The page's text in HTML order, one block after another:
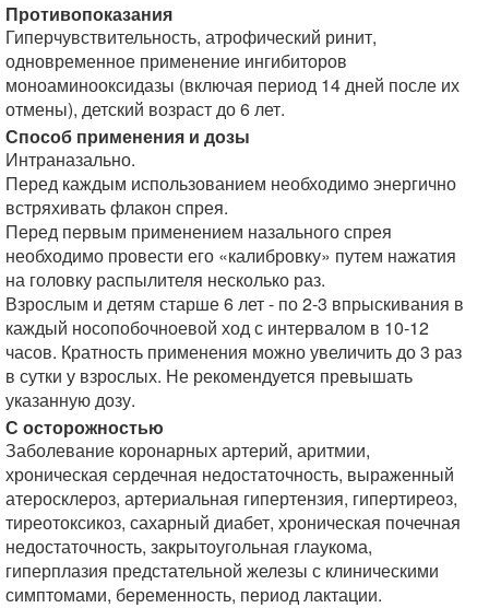
Противопоказания
Гиперчувствительность, атрофический ринит,
одновременное применение ингибиторов
моноаминооксидазы (включая период 14 дней после их
отмены), детский возраст до 6 лет.
Способ применения и дозы
Интраназально.
Перед каждым использованием необходимо энергично
встряхивать флакон спрея.
Перед первым применением назального спрея
необходимо провести его «калибровку» путем нажатия
на головку распылителя несколько раз.
Взрослым и детям старше 6 лет - по 2-3 впрыскивания в
каждый носопобочноевой ход с интервалом в 10-12
часов. Кратность применения можно увеличить до 3 раз
в сутки у взрослых. Не рекомендуется превышать
указанную дозу.
С осторожностью
Заболевание коронарных артерий, аритмии,
хроническая сердечная недостаточность, выраженный
атеросклероз, артериальная гипертензия, гипертиреоз,
тиреотоксикоз, сахарный диабет, хроническая почечная
недостаточность, закрытоугольная глаукома,
гиперплазия предстательной железы с клиническими
симптомами, беременность, период лактации.